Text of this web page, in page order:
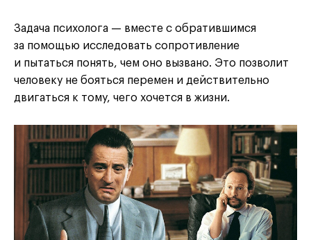
Задача психолога — вместе с обратившимся
за помощью исследовать сопротивление
и пытаться понять, чем оно вызвано. Это позволит
человеку не бояться перемен и действительно
двигаться к тому, чего хочется в жизни.